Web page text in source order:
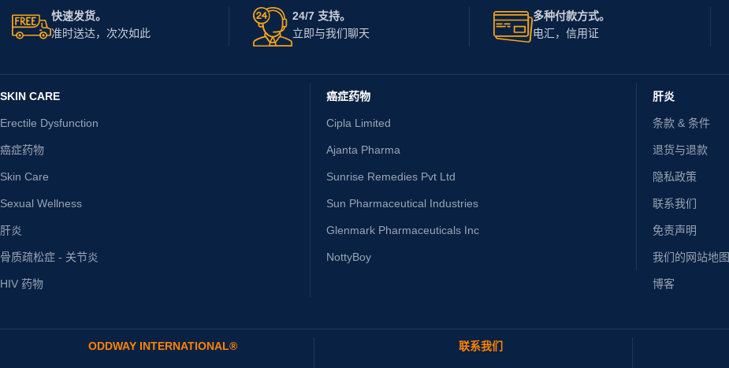
快速发货。
准时送达，次次如此
24/7 支持。
立即与我们聊天
多种付款方式。
电汇，信用证
SKIN CARE
Erectile Dysfunction
癌症药物
Skin Care
Sexual Wellness
肝炎
骨质疏松症 - 关节炎
HIV 药物
癌症药物
Cipla Limited
Ajanta Pharma
Sunrise Remedies Pvt Ltd
Sun Pharmaceutical Industries
Glenmark Pharmaceuticals Inc
NottyBoy
肝炎
条款 & 条件
退货与退款
隐私政策
联系我们
免责声明
我们的网站地图
博客
ODDWAY INTERNATIONAL® 联系我们